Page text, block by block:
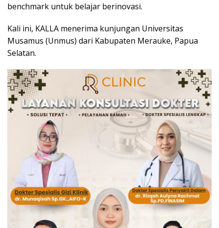
benchmark untuk belajar berinovasi.
Kali ini, KALLA menerima kunjungan Universitas
Musamus (Unmus) dari Kabupaten Merauke, Papua
Selatan.